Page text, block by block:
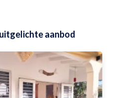
aanbod